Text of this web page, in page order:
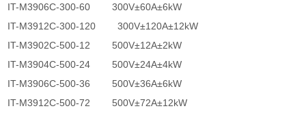
IT-M3906C-300-60 300V±60A±6kW
IT-M3912C-300-120 300V±120A±12kW
IT-M3902C-500-12 500V±12A±2kW
IT-M3904C-500-24 500V±24A±4kW
IT-M3906C-500-36 500V±36A±6kW
IT-M3912C-500-72 500V±72A±12kW